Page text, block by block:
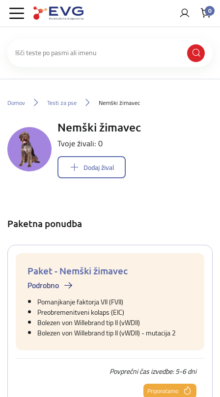
0
Domov Testi za pse Nemški žimavec
Nemški žimavec
Tvoje živali: 0
Dodaj žival
Paketna ponudba
Paket - Nemški žimavec
Podrobno
Pomanjkanje faktorja VII (FVII)
Preobremenitveni kolaps (EIC)
Bolezen von Willebrand tip II (vWDII)
Bolezen von Willebrand tip II (vWDII) - mutacija 2
Povprečni čas izvedbe: 5-6 dni
Priporočamo